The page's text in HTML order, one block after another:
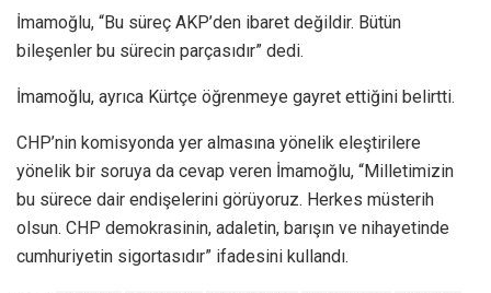
İmamoğlu, “Bu süreç AKP’den ibaret değildir. Bütün
bileşenler bu sürecin parçasıdır” dedi.
İmamoğlu, ayrıca Kürtçe öğrenmeye gayret ettiğini belirtti.
CHP’nin komisyonda yer almasına yönelik eleştirilere
yönelik bir soruya da cevap veren İmamoğlu, “Milletimizin
bu sürece dair endişelerini görüyoruz. Herkes müsterih
olsun. CHP demokrasinin, adaletin, barışın ve nihayetinde
cumhuriyetin sigortasıdır” ifadesini kullandı.